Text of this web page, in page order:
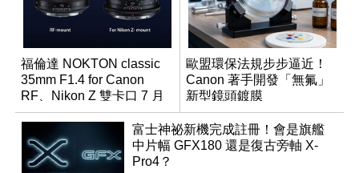
福倫達 NOKTON classic
35mm F1.4 for Canon
RF、Nikon Z 雙卡口 7 月
同步登台
歐盟環保法規步步逼近！
Canon 著手開發「無氟」
新型鏡頭鍍膜
富士神祕新機完成註冊！會是旗艦
中片幅 GFX180 還是復古旁軸 X-
Pro4？